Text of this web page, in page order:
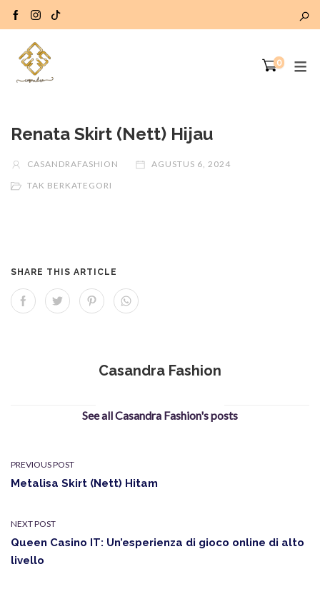
0
Renata Skirt (Nett) Hijau
CASANDRAFASHION
AGUSTUS 6, 2024
TAK BERKATEGORI
SHARE THIS ARTICLE
Casandra Fashion
See all Casandra Fashion's posts
PREVIOUS POST
Metalisa Skirt (Nett) Hitam
NEXT POST
Queen Casino IT: Un’esperienza di gioco online di alto
livello